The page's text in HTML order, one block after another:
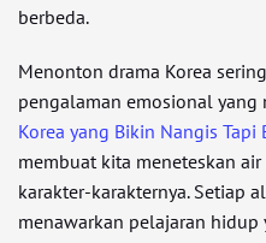
berbeda.
Menonton drama Korea
pengalaman emosional yang
Korea yang Bikin Nangis Tapi
membuat kita meneteskan
karakter-karakternya. Setiap
menawarkan pelajaran